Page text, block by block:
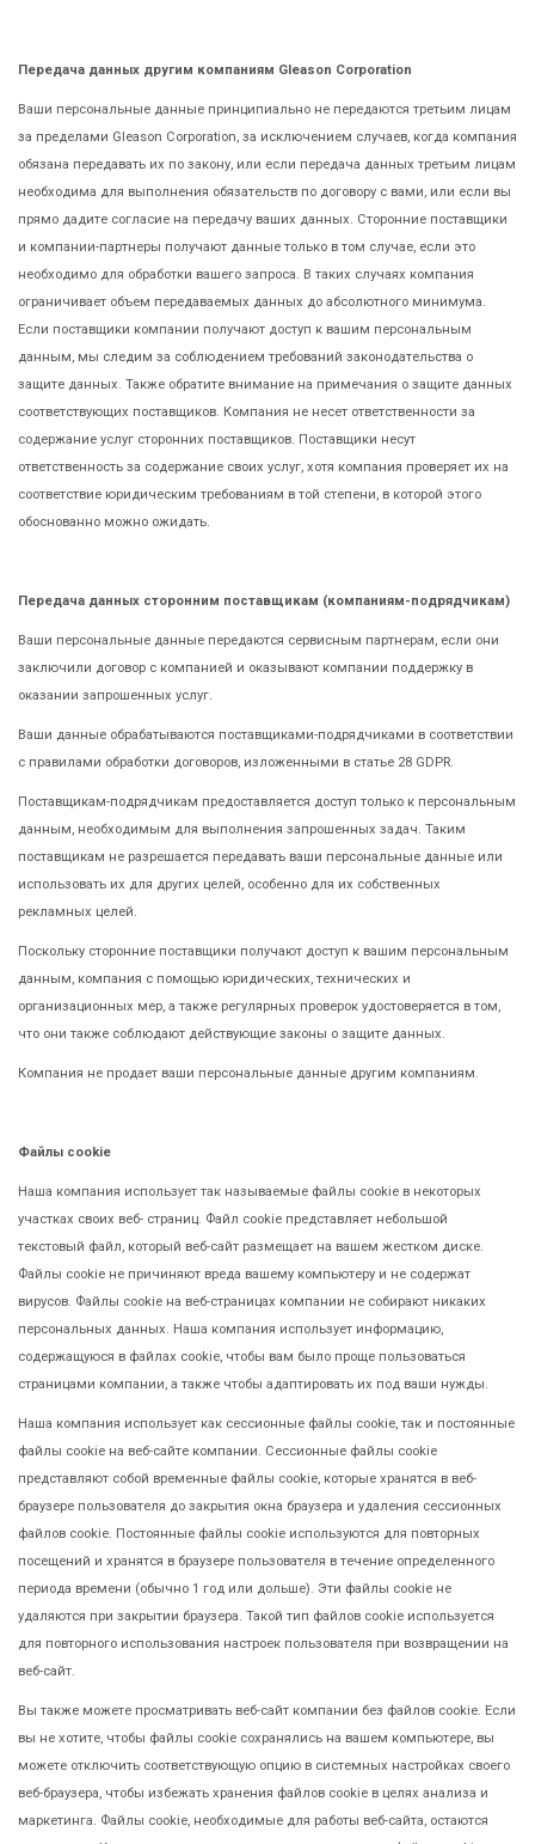
Передача данных другим компаниям Gleason Corporation
Ваши персональные данные принципиально не передаются третьим лицам
за пределами Gleason Corporation, за исключением случаев, когда компания
обязана передавать их по закону, или если передача данных третьим лицам
необходима для выполнения обязательств по договору с вами, или если вы
прямо дадите согласие на передачу ваших данных. Сторонние поставщики
и компании-партнеры получают данные только в том случае, если это
необходимо для обработки вашего запроса. В таких случаях компания
ограничивает объем передаваемых данных до абсолютного минимума.
Если поставщики компании получают доступ к вашим персональным
данным, мы следим за соблюдением требований законодательства о
защите данных. Также обратите внимание на примечания о защите данных
соответствующих поставщиков. Компания не несет ответственности за
содержание услуг сторонних поставщиков. Поставщики несут
ответственность за содержание своих услуг, хотя компания проверяет их на
соответствие юридическим требованиям в той степени, в которой этого
обоснованно можно ожидать.
Передача данных сторонним поставщикам (компаниям-подрядчикам)
Ваши персональные данные передаются сервисным партнерам, если они
заключили договор с компанией и оказывают компании поддержку в
оказании запрошенных услуг.
Ваши данные обрабатываются поставщиками-подрядчиками в соответствии
с правилами обработки договоров, изложенными в статье 28 GDPR.
Поставщикам-подрядчикам предоставляется доступ только к персональным
данным, необходимым для выполнения запрошенных задач. Таким
поставщикам не разрешается передавать ваши персональные данные или
использовать их для других целей, особенно для их собственных
рекламных целей.
Поскольку сторонние поставщики получают доступ к вашим персональным
данным, компания с помощью юридических, технических и
организационных мер, а также регулярных проверок удостоверяется в том,
что они также соблюдают действующие законы о защите данных.
Компания не продает ваши персональные данные другим компаниям.
Файлы cookie
Наша компания использует так называемые файлы cookie в некоторых
участках своих веб- страниц. Файл cookie представляет небольшой
текстовый файл, который веб-сайт размещает на вашем жестком диске.
Файлы cookie не причиняют вреда вашему компьютеру и не содержат
вирусов. Файлы cookie на веб-страницах компании не собирают никаких
персональных данных. Наша компания использует информацию,
содержащуюся в файлах cookie, чтобы вам было проще пользоваться
страницами компании, а также чтобы адаптировать их под ваши нужды.
Наша компания использует как сессионные файлы cookie, так и постоянные
файлы cookie на веб-сайте компании. Сессионные файлы cookie
представляют собой временные файлы cookie, которые хранятся в веб-
браузере пользователя до закрытия окна браузера и удаления сессионных
файлов cookie. Постоянные файлы cookie используются для повторных
посещений и хранятся в браузере пользователя в течение определенного
периода времени (обычно 1 год или дольше). Эти файлы cookie не
удаляются при закрытии браузера. Такой тип файлов cookie используется
для повторного использования настроек пользователя при возвращении на
веб-сайт.
Вы также можете просматривать веб-сайт компании без файлов cookie. Если
вы не хотите, чтобы файлы cookie сохранялись на вашем компьютере, вы
можете отключить соответствующую опцию в системных настройках своего
веб-браузера, чтобы избежать хранения файлов cookie в целях анализа и
маркетинга. Файлы cookie, необходимые для работы веб-сайта, остаются